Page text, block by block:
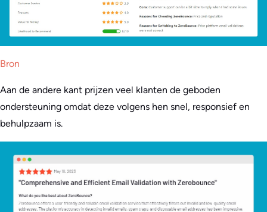
Bron
Aan de andere kant prijzen veel klanten de geboden
ondersteuning omdat deze volgens hen snel, responsief en
behulpzaam is.